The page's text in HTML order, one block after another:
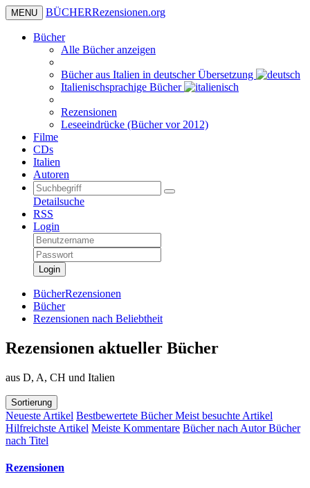
MENU BÜCHERRezensionen.org
Bücher
Alle Bücher anzeigen
Bücher aus Italien in deutscher Übersetzung
Italienischsprachige Bücher
Rezensionen
Leseeindrücke (Bücher vor 2012)
Filme
CDs
Italien
Autoren
Detailsuche
RSS
Login
Login
BücherRezensionen
Bücher
Rezensionen nach Beliebtheit
Rezensionen aktueller Bücher
aus D, A, CH und Italien
Sortierung
Neueste Artikel Bestbewertete BücherMeist besuchte Artikel
Hilfreichste Artikel Meiste Kommentare Bücher nach AutorBücher
nach Titel
Rezensionen